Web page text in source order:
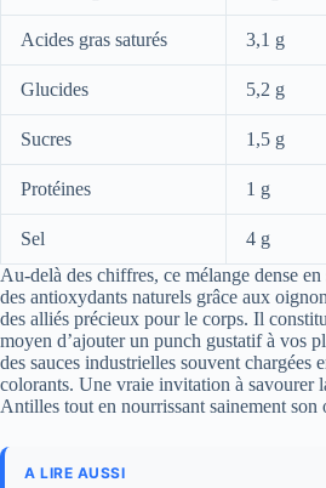
Acides gras saturés 3,1 g
Glucides 5,2 g
Sucres 1,5 g
Protéines 1 g
Sel
4 g
Au-delà des chiffres, ce mélange dense
des antioxydants naturels grâce aux
des alliés précieux pour le corps. Il
moyen d’ajouter un punch gustatif à vos
des sauces industrielles souvent chargées
colorants. Une vraie invitation à savourer
Antilles tout en nourrissant sainement son
A LIRE AUSSI